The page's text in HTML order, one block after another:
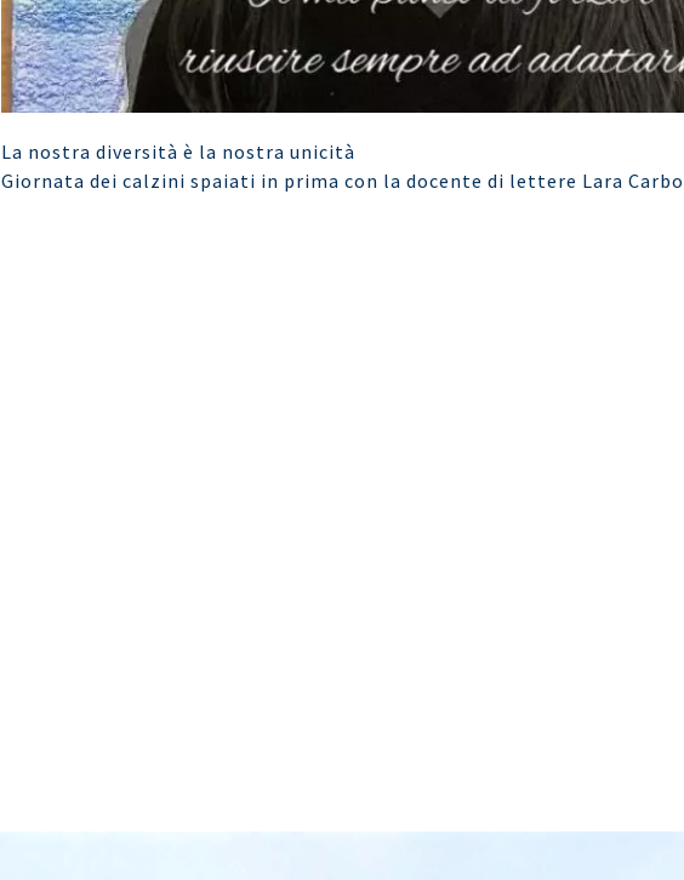
La nostra diversità è la nostra unicità
Giornata dei calzini spaiati in prima con la docente di lettere Lara